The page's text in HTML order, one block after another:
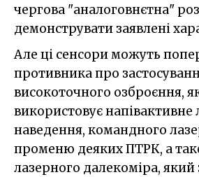
чергова "аналоговнєтна"
демонструвати заявлені
Але ці сенсори можуть
противника про
високоточного озброєння,
використовує напівактивне
наведення, командного
променю деяких ПТРК, а
лазерного далекоміра,